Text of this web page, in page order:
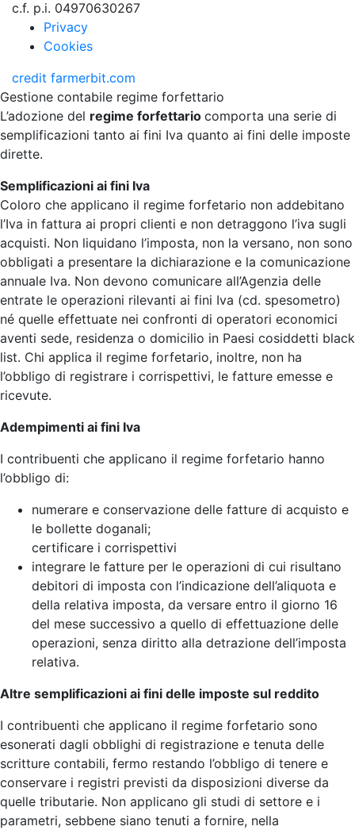
c.f. p.i. 04970630267
Privacy
Cookies
credit farmerbit.com
Gestione contabile regime forfettario
L’adozione del regime forfettario comporta una serie di
semplificazioni tanto ai fini Iva quanto ai fini delle imposte
dirette.
Semplificazioni ai fini Iva
Coloro che applicano il regime forfetario non addebitano
l’Iva in fattura ai propri clienti e non detraggono l’iva sugli
acquisti. Non liquidano l’imposta, non la versano, non sono
obbligati a presentare la dichiarazione e la comunicazione
annuale Iva. Non devono comunicare all’Agenzia delle
entrate le operazioni rilevanti ai fini Iva (cd. spesometro)
né quelle effettuate nei confronti di operatori economici
aventi sede, residenza o domicilio in Paesi cosiddetti black
list. Chi applica il regime forfetario, inoltre, non ha
l’obbligo di registrare i corrispettivi, le fatture emesse e
ricevute.
Adempimenti ai fini Iva
I contribuenti che applicano il regime forfetario hanno
l’obbligo di:
numerare e conservazione delle fatture di acquisto e
le bollette doganali;
certificare i corrispettivi
integrare le fatture per le operazioni di cui risultano
debitori di imposta con l’indicazione dell’aliquota e
della relativa imposta, da versare entro il giorno 16
del mese successivo a quello di effettuazione delle
operazioni, senza diritto alla detrazione dell’imposta
relativa.
Altre semplificazioni ai fini delle imposte sul reddito
I contribuenti che applicano il regime forfetario sono
esonerati dagli obblighi di registrazione e tenuta delle
scritture contabili, fermo restando l’obbligo di tenere e
conservare i registri previsti da disposizioni diverse da
quelle tributarie. Non applicano gli studi di settore e i
parametri, sebbene siano tenuti a fornire, nella